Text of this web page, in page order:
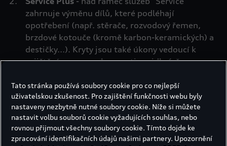
zahrnuje výměnu dílů, které podléhají
opotřebení (např. stěrače, rozvodový řemen,
brzdové kotouče (kromě karbon-keramických) a
destičky...). Kryty jsou také úkony vedoucí k
zajištění provozuschopnosti vozidla (vč.
Více informací naleznete vProduktových
podmínkách.
Také je možné zvolit limit najetých kilometrů:
Tato stránka používá soubory cookie pro co nejlepší
uživatelskou zkušenost. Pro zajištění funkčnosti webu byly
nastaveny nezbytně nutné soubory cookie. Níže si můžete
nastavit volbu souborů cookie vyžadujících souhlas, nebo
rovnou přijmout všechny soubory cookie. Tímto dojde ke
zpracování identifikačních údajů našimi partnery. Upozornění